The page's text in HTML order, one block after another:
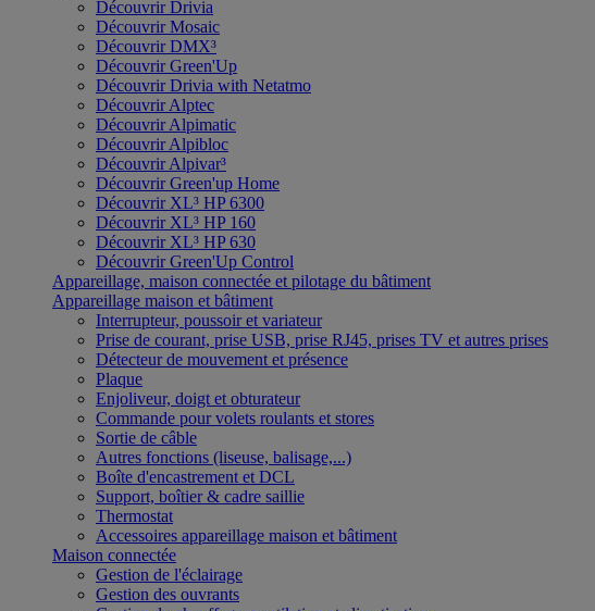
Découvrir Drivia
Découvrir Mosaic
Découvrir DMX³
Découvrir Green'Up
Découvrir Drivia with Netatmo
Découvrir Alptec
Découvrir Alpimatic
Découvrir Alpibloc
Découvrir Alpivar³
Découvrir Green'up Home
Découvrir XL³ HP 6300
Découvrir XL³ HP 160
Découvrir XL³ HP 630
Découvrir Green'Up Control
Appareillage, maison connectée et pilotage du bâtiment
Appareillage maison et bâtiment
Interrupteur, poussoir et variateur
Prise de courant, prise USB, prise RJ45, prises TV et autres prises
Détecteur de mouvement et présence
Plaque
Enjoliveur, doigt et obturateur
Commande pour volets roulants et stores
Sortie de câble
Autres fonctions (liseuse, balisage,...)
Boîte d'encastrement et DCL
Support, boîtier & cadre saillie
Thermostat
Accessoires appareillage maison et bâtiment
Maison connectée
Gestion de l'éclairage
Gestion des ouvrants